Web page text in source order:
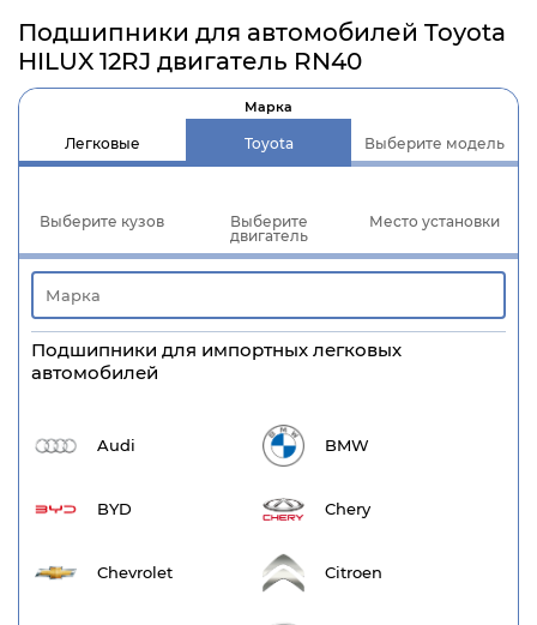
Подшипники для автомобилей Toyota
HILUX 12RJ двигатель RN40
Легковые
Марка
Toyota Выберите модель
Выберите кузов
Выберите
двигатель
Место установки
Подшипники для импортных легковых
автомобилей
Audi BMW
BYD Chery
Chevrolet Citroen